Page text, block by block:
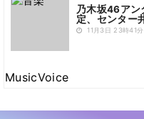
乃木坂46アン
定、センター
11月3日 23時41分
MusicVoice